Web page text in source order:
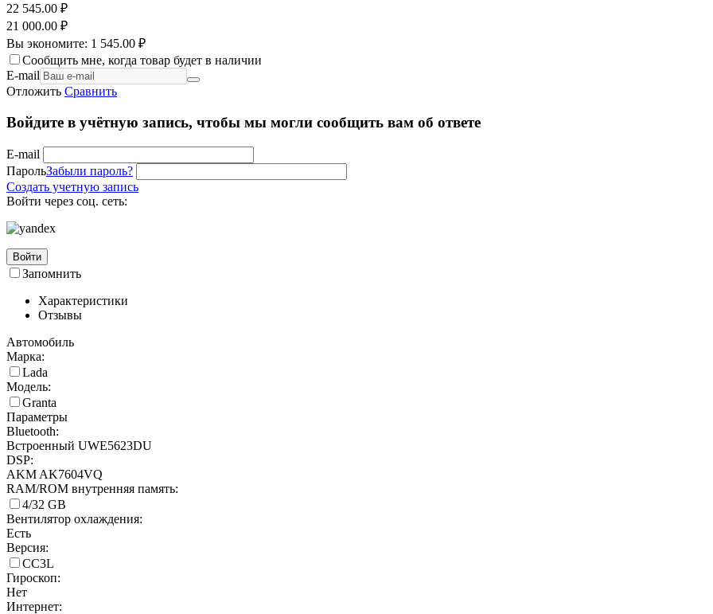
22 545.00 ₽
21 000.00 ₽
Вы экономите: 1 545.00 ₽
Сообщить мне, когда товар будет в наличии
E-mail
Отложить Сравнить
Войдите в учётную запись, чтобы мы могли сообщить вам об ответе
E-mail
ПарольЗабыли пароль?
Создать учетную запись
Войти через соц. сеть:
Войти
Запомнить
Характеристики
Отзывы
Автомобиль
Марка:
Lada
Модель:
Granta
Параметры
Bluetooth:
Встроенный UWE5623DU
DSP:
AKM AK7604VQ
RAM/ROM внутренняя память:
4/32 GB
Вентилятор охлаждения:
Есть
Версия:
CC3L
Гироскоп:
Нет
Интернет: